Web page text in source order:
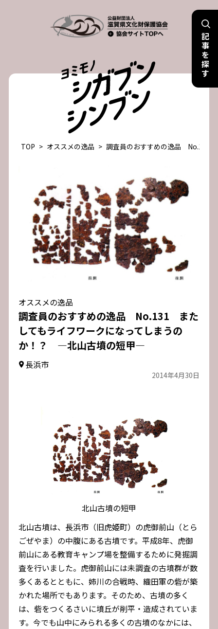
記
事
を
探
す
TOP > オススメの逸品 > 調査員のおすすめの逸品 No.131
オススメの逸品
調査員のおすすめの逸品 No.131 また
してもライフワークになってしまうの
か！？ ―北山古墳の短甲―
長浜市
2014年4月30日
北山古墳の短甲
北山古墳は、長浜市（旧虎姫町）の虎御前山（とら
ごぜやま）の中腹にある古墳です。平成8年、虎御
前山にある教育キャンプ場を整備するために発掘調
査を行いました。虎御前山には未調査の古墳群が数
多くあるとともに、姉川の合戦時、織田軍の砦が築
かれた場所でもあります。そのため、古墳の多く
は、砦をつくるさいに墳丘が削平・造成されていま
す。今でも山中にみられる多くの古墳のなかには、